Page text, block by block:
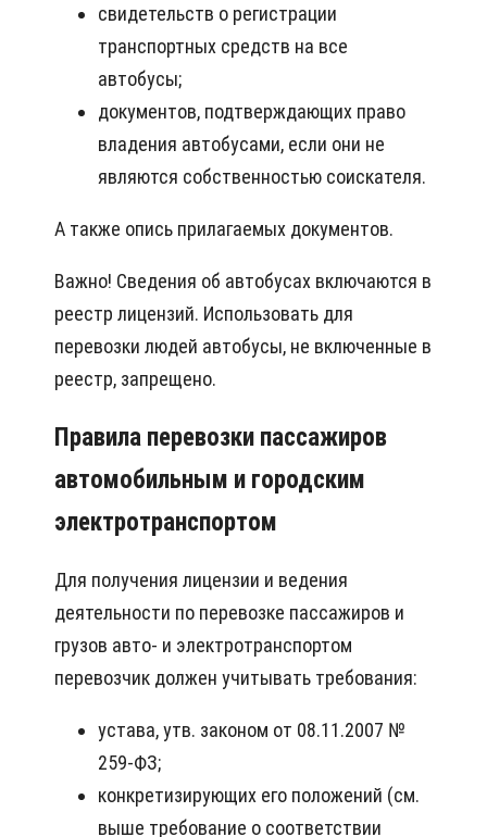
свидетельств о регистрации
транспортных средств на все
автобусы;
документов, подтверждающих право
владения автобусами, если они не
являются собственностью соискателя.
А также опись прилагаемых документов.
Важно! Сведения об автобусах включаются в
реестр лицензий. Использовать для
перевозки людей автобусы, не включенные в
реестр, запрещено.
Правила перевозки пассажиров
автомобильным и городским
электротранспортом
Для получения лицензии и ведения
деятельности по перевозке пассажиров и
грузов авто- и электротранспортом
перевозчик должен учитывать требования:
устава, утв. законом от 08.11.2007 №
259-ФЗ;
конкретизирующих его положений (см.
выше требование о соответствии